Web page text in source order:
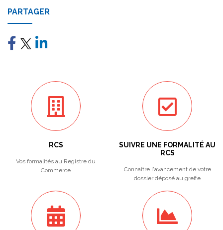
PARTAGER
RCS
Vos formalités au Registre du
Commerce
SUIVRE UNE FORMALITÉ AU
RCS
Connaître l'avancement de votre
dossier déposé au greffe